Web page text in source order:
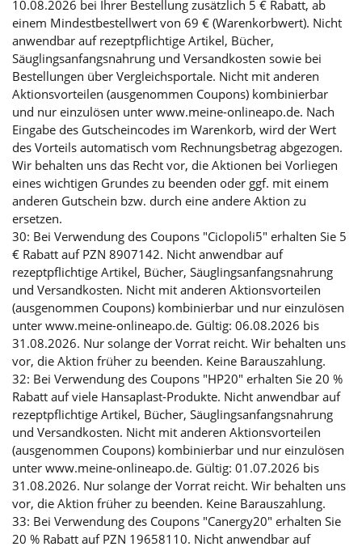
10.08.2026 bei Ihrer Bestellung zusätzlich 5 € Rabatt, ab
einem Mindestbestellwert von 69 € (Warenkorbwert). Nicht
anwendbar auf rezeptpflichtige Artikel, Bücher,
Säuglingsanfangsnahrung und Versandkosten sowie bei
Bestellungen über Vergleichsportale. Nicht mit anderen
Aktionsvorteilen (ausgenommen Coupons) kombinierbar
und nur einzulösen unter www.meine-onlineapo.de. Nach
Eingabe des Gutscheincodes im Warenkorb, wird der Wert
des Vorteils automatisch vom Rechnungsbetrag abgezogen.
Wir behalten uns das Recht vor, die Aktionen bei Vorliegen
eines wichtigen Grundes zu beenden oder ggf. mit einem
anderen Gutschein bzw. durch eine andere Aktion zu
ersetzen.
30: Bei Verwendung des Coupons "Ciclopoli5" erhalten Sie 5
€ Rabatt auf PZN 8907142. Nicht anwendbar auf
rezeptpflichtige Artikel, Bücher, Säuglingsanfangsnahrung
und Versandkosten. Nicht mit anderen Aktionsvorteilen
(ausgenommen Coupons) kombinierbar und nur einzulösen
unter www.meine-onlineapo.de. Gültig: 06.08.2026 bis
31.08.2026. Nur solange der Vorrat reicht. Wir behalten uns
vor, die Aktion früher zu beenden. Keine Barauszahlung.
32: Bei Verwendung des Coupons "HP20" erhalten Sie 20 %
Rabatt auf viele Hansaplast-Produkte. Nicht anwendbar auf
rezeptpflichtige Artikel, Bücher, Säuglingsanfangsnahrung
und Versandkosten. Nicht mit anderen Aktionsvorteilen
(ausgenommen Coupons) kombinierbar und nur einzulösen
unter www.meine-onlineapo.de. Gültig: 01.07.2026 bis
31.08.2026. Nur solange der Vorrat reicht. Wir behalten uns
vor, die Aktion früher zu beenden. Keine Barauszahlung.
33: Bei Verwendung des Coupons "Canergy20" erhalten Sie
20 % Rabatt auf PZN 19658110. Nicht anwendbar auf